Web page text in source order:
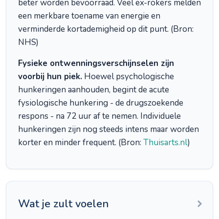
beter worden bevoorraad. Veel ex-rokers melden
een merkbare toename van energie en
verminderde kortademigheid op dit punt. (Bron:
NHS)
Fysieke ontwenningsverschijnselen zijn
voorbij hun piek. Hoewel psychologische
hunkeringen aanhouden, begint de acute
fysiologische hunkering - de drugszoekende
respons - na 72 uur af te nemen. Individuele
hunkeringen zijn nog steeds intens maar worden
korter en minder frequent. (Bron: Thuisarts.nl)
Wat je zult voelen